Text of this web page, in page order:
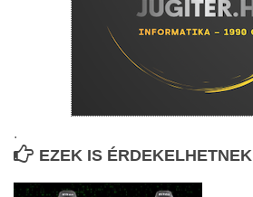
.
EZEK IS